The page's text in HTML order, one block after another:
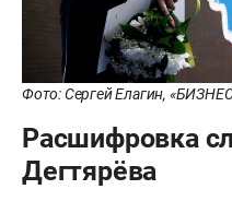
Фото: Сергей Елагин,
Расшифровка
Дегтярёва